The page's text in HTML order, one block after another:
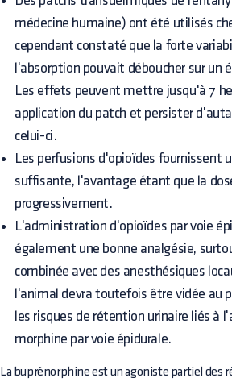
médecine humaine) ont été utilisés
cependant constaté que la forte
l'absorption pouvait déboucher sur un
Les effets peuvent mettre jusqu'à 7
application du patch et persister
celui-ci.
Les perfusions d'opioïdes fournissent
suffisante, l'avantage étant que la
progressivement.
L'administration d'opioïdes par voie
également une bonne analgésie,
combinée avec des anesthésiques
l'animal devra toutefois être vidée au
les risques de rétention urinaire liés à
morphine par voie épidurale.
La buprénorphine est un agoniste partiel des